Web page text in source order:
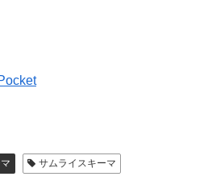
サムライスキーマ